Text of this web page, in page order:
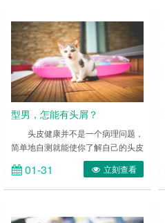
型男，怎能有头屑？
头皮健康并不是一个病理问题，
简单地自测就能使你了解自己的头皮
是否健康：仔细观察有没有头屑、是
否头痒、头皮油脂是否平衡，有没有
觉得发干、发紧。 ……
01-31 立刻查看